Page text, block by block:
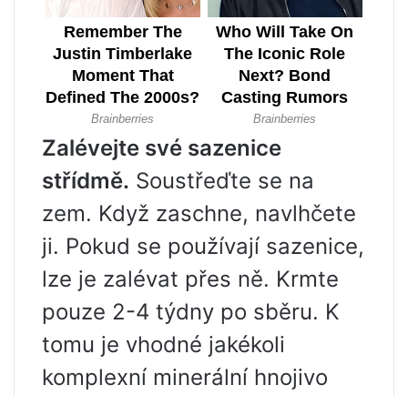
Zalévejte své sazenice
střídmě. Soustřeďte se na
zem. Když zaschne, navlhčete
ji. Pokud se používají sazenice,
lze je zalévat přes ně. Krmte
pouze 2-4 týdny po sběru. K
tomu je vhodné jakékoli
komplexní minerální hnojivo